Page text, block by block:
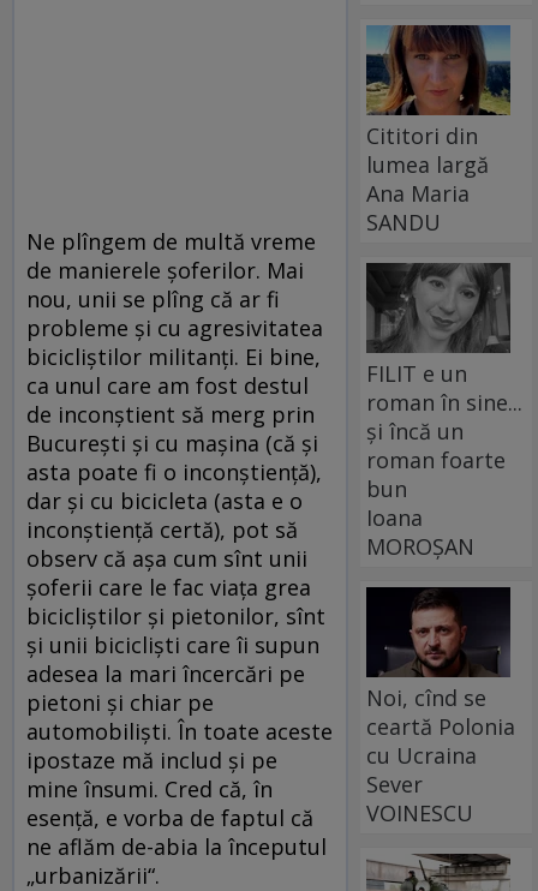
Ne plîngem de multă vreme
de manierele şoferilor. Mai
nou, unii se plîng că ar fi
probleme şi cu agresivitatea
bicicliştilor militanţi. Ei bine,
ca unul care am fost destul
de inconştient să merg prin
Bucureşti şi cu maşina (că şi
asta poate fi o inconştienţă),
dar şi cu bicicleta (asta e o
inconştienţă certă), pot să
observ că aşa cum sînt unii
şoferii care le fac viaţa grea
bicicliştilor şi pietonilor, sînt
şi unii biciclişti care îi supun
adesea la mari încercări pe
pietoni şi chiar pe
automobilişti. În toate aceste
ipostaze mă includ şi pe
mine însumi. Cred că, în
esenţă, e vorba de faptul că
ne aflăm de-abia la începutul
„urbanizării“.
Cititori din
lumea largă
Ana Maria
SANDU
FILIT e un
roman în sine...
și încă un
roman foarte
bun
Ioana
MOROȘAN
Noi, cînd se
ceartă Polonia
cu Ucraina
Sever
VOINESCU